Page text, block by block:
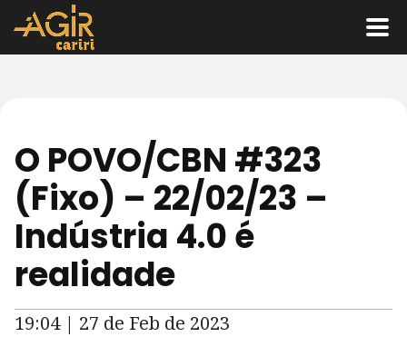
O POVO/CBN #323
(Fixo) – 22/02/23 –
Indústria 4.0 é
realidade
19:04 | 27 de Feb de 2023